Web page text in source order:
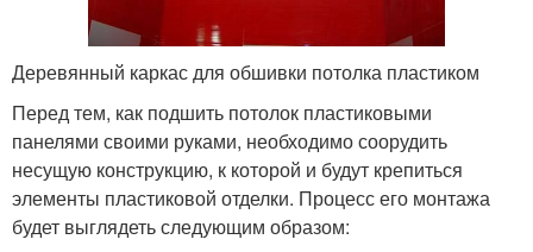
Деревянный каркас для обшивки потолка пластиком
Перед тем, как подшить потолок пластиковыми
панелями своими руками, необходимо соорудить
несущую конструкцию, к которой и будут крепиться
элементы пластиковой отделки. Процесс его монтажа
будет выглядеть следующим образом: